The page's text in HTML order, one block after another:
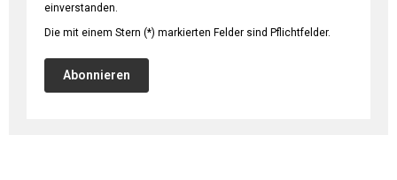
einverstanden.
Die mit einem Stern (*) markierten Felder sind Pflichtfelder.
Abonnieren